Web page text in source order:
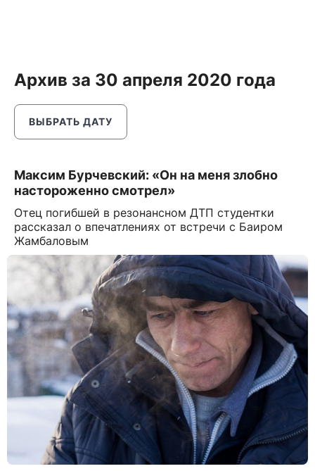
Архив за 30 апреля 2020 года
ВЫБРАТЬ ДАТУ
Максим Бурчевский: «Он на меня злобно
настороженно смотрел»
Отец погибшей в резонансном ДТП студентки
рассказал о впечатлениях от встречи с Баиром
Жамбаловым